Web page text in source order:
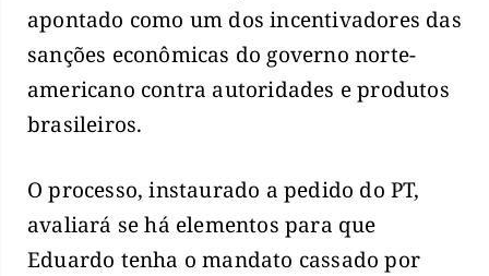
apontado como um dos incentivadores das
sanções econômicas do governo norte-
americano contra autoridades e produtos
brasileiros.
O processo, instaurado a pedido do PT,
avaliará se há elementos para que
Eduardo tenha o mandato cassado por